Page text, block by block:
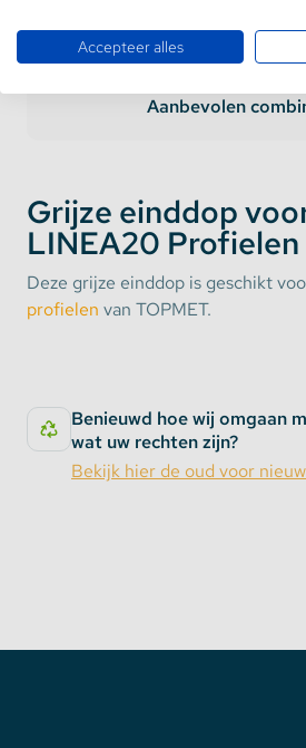
Aanbevolen
Grijze einddop
LINEA20 Profielen
Deze grijze einddop is geschikt
profielen van TOPMET.
Benieuwd hoe wij omgaan
wat uw rechten zijn?
Bekijk hier de oud voor
Accepteer alles